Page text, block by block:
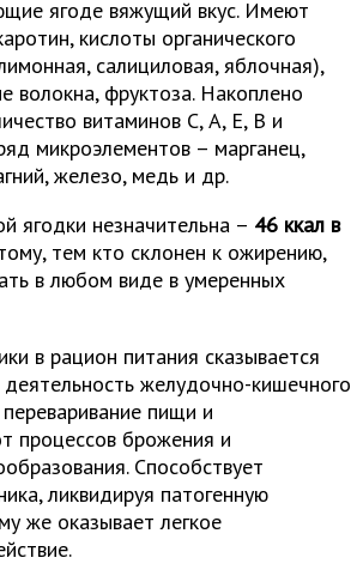
ягоде вяжущий вкус. Имеют
кислоты органического
салициловая, яблочная),
волокна, фруктоза. Накоплено
витаминов С, А, Е, В и
микроэлементов – марганец,
железо, медь и др.
ягодки незначительна – 46 ккал в
тем кто склонен к ожирению,
в любом виде в умеренных
в рацион питания сказывается
желудочно-кишечного
пищи и
процессов брожения и
Способствует
ликвидируя патогенную
же оказывает легкое